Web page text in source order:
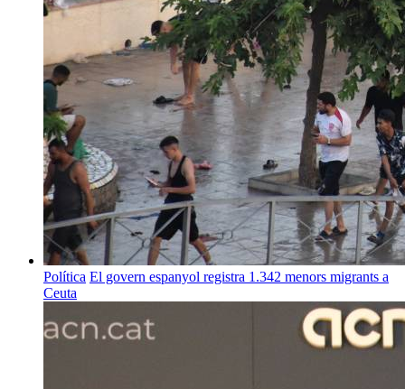
Política El govern espanyol registra 1.342 menors migrants a
Ceuta